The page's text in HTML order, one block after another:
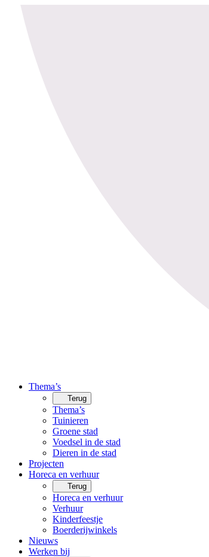
Thema’s
Terug
Thema’s
Tuinieren
Groene stad
Voedsel in de stad
Dieren in de stad
Projecten
Horeca en verhuur
Terug
Horeca en verhuur
Verhuur
Kinderfeestje
Boerderijwinkels
Nieuws
Werken bij